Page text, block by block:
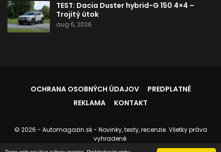
TEST: Dacia Duster hybrid-G 150 4×4 –
Trojitý útok
aug 6, 2026
OCHRANA OSOBNÝCH ÚDAJOV
PREDPLATNÉ
REKLAMA
KONTAKT
© 2026 - Automagazin.sk - Novinky, testy, recenzie. Všetky práva
vyhradené.